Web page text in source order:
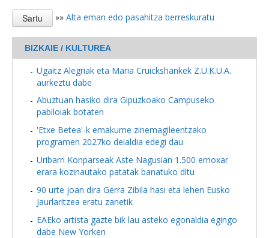
»» Alta eman edo pasahitza berreskuratu
BIZKAIE / KULTUREA
Ugaitz Alegriak eta Maria Cruickshankek Z.U.K.U.A.
aurkeztu dabe
Abuztuan hasiko dira Gipuzkoako Campuseko
pabiloiak botaten
'Etxe Betea'-k emakume zinemagileentzako
programen 2027ko deialdia edegi dau
Uribarri Konparseak Aste Nagusian 1.500 errioxar
erara kozinautako patatak banatuko ditu
90 urte joan dira Gerra Zibila hasi eta lehen Eusko
Jaurlaritzea eratu zanetik
EAEko artista gazte bik lau asteko egonaldia egingo
dabe New Yorken